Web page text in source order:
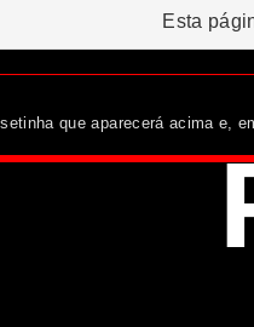
Esta
que aparecerá acima e,